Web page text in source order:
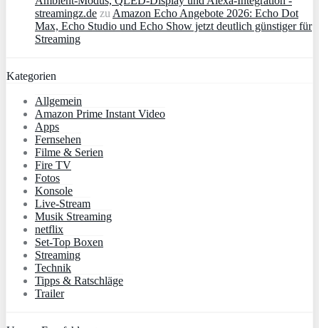
streamingz.de zuAmazon Echo Angebote 2026: Echo Dot
Max, Echo Studio und Echo Show jetzt deutlich günstiger für
Streaming
Kategorien
Allgemein
Amazon Prime Instant Video
Apps
Fernsehen
Filme & Serien
Fire TV
Fotos
Konsole
Live-Stream
Musik Streaming
netflix
Set-Top Boxen
Streaming
Technik
Tipps & Ratschläge
Trailer